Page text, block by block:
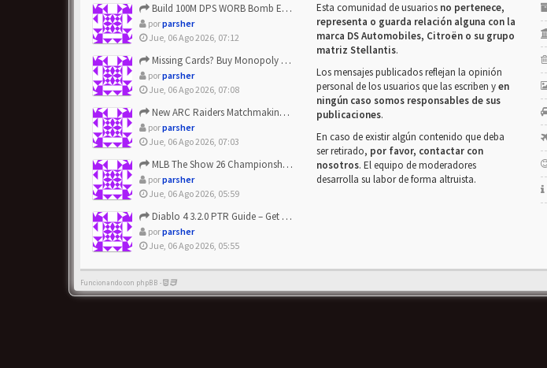
Build 100M DPS WORB Bomb Elementalist Fast - Grab POE Curren...
porparsher
Jue, 06 Ago 2026, 07:12
Missing Cards? Buy Monopoly Go Happy Harvest with Looney Tun...
porparsher
Jue, 06 Ago 2026, 07:08
New ARC Raiders Matchmaking Update: Stop Failed - Grab Bluep...
porparsher
Jue, 06 Ago 2026, 07:03
MLB The Show 26 Championship Series Update! Get Cheap & ...
porparsher
Jue, 06 Ago 2026, 05:59
Diablo 4 3.2.0 PTR Guide – Get 8% Off Items Quickly to Test ...
porparsher
Jue, 06 Ago 2026, 05:55
Esta comunidad de usuarios no pertenece,
representa o guarda relación alguna con la
marca DS Automobiles, Citroën o su grupo
matriz Stellantis.
Los mensajes publicados reflejan la opinión
personal de los usuarios que las escriben yen
ningún caso somos responsables de sus
publicaciones.
En caso de existir algún contenido que deba
ser retirado, por favor, contactar con
nosotros. El equipo de moderadores
desarrolla su labor de forma altruista.
Funcionando con phpBB -